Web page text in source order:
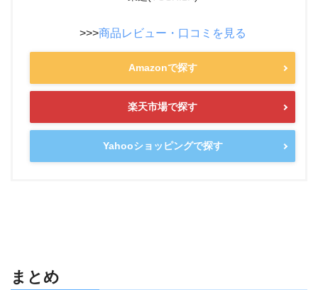
>>>商品レビュー・口コミを見る
Amazonで探す
楽天市場で探す
Yahooショッピングで探す
まとめ